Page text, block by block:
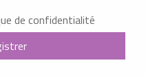
de confidentialité